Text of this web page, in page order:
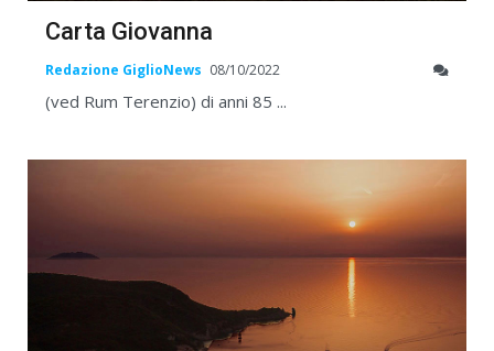
Carta Giovanna
Redazione GiglioNews 08/10/2022
(ved Rum Terenzio) di anni 85 ...